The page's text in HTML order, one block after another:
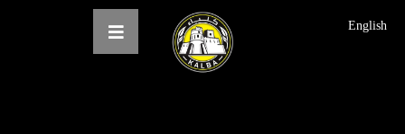
English